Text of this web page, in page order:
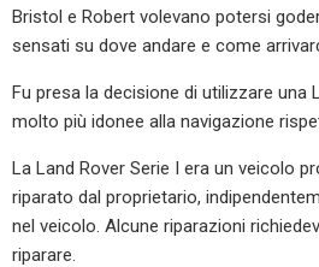
Bristol e Robert volevano potersi
sensati su dove andare e come
Fu presa la decisione di utilizzare
molto più idonee alla navigazione
La Land Rover Serie I era un veicolo
riparato dal proprietario,
nel veicolo. Alcune riparazioni
riparare.